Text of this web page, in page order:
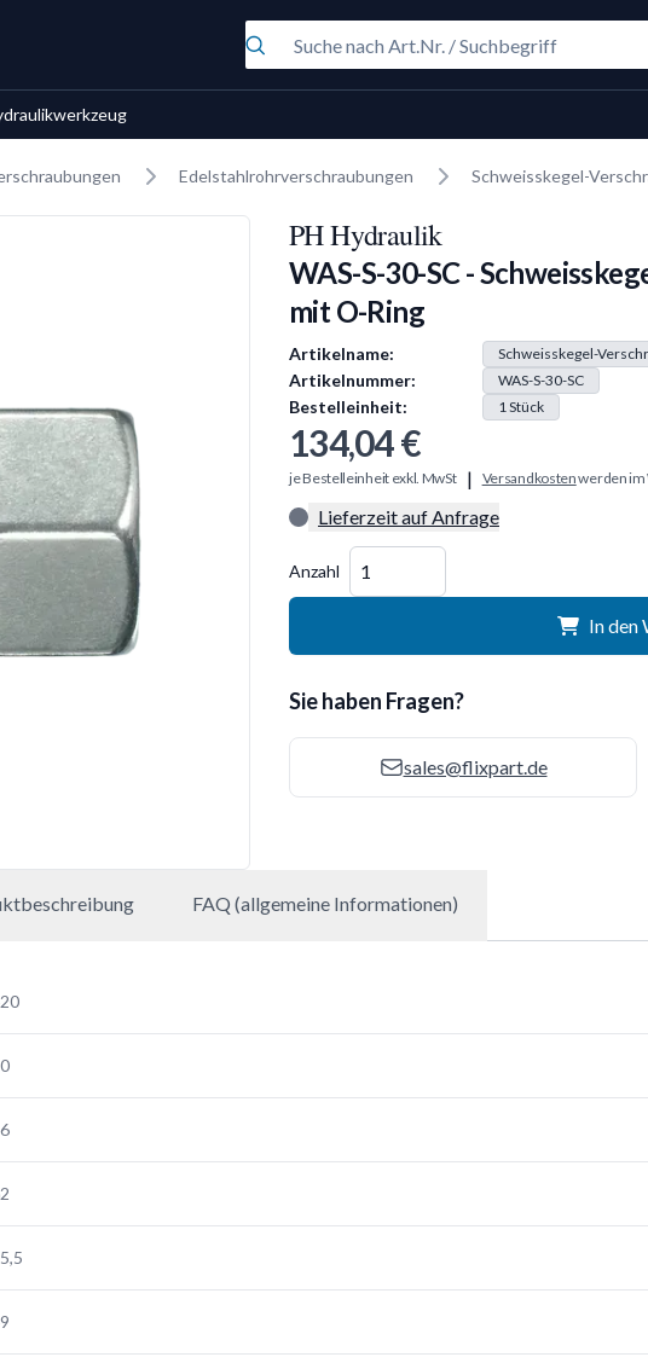
Edelstahlrohrverschraubungen Schweisskegel-
PH Hydraulik
WAS-S-30-SC -
mit O-Ring
Produkt Information
Artikelname: Schweisskegel-
Artikelnummer: WAS-S-30-SC
Bestelleinheit: 1Stück
134,04 €
je Bestelleinheit exkl. MwSt | Versandkostenwerden im
Lieferzeit auf Anfrage
Anzahl
In den
Sie haben Fragen?
sales@flixpart.de
FAQ (allgemeine Informationen)